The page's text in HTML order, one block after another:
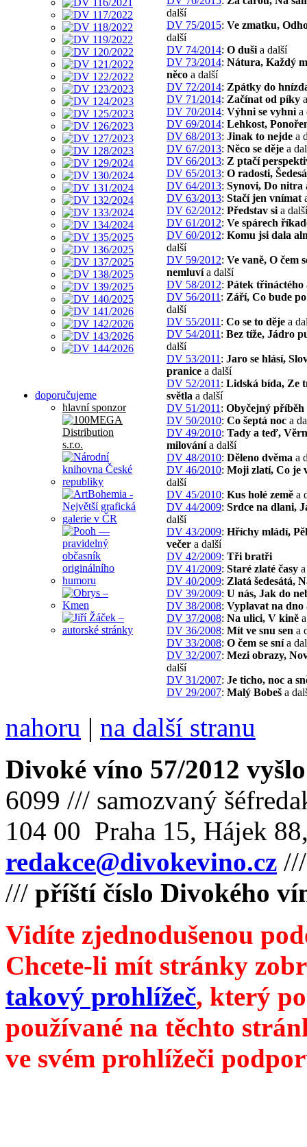
doporučujeme
hlavní sponzor
další
DV 75/2015: Ve zmatku,
další
DV 74/2014: O duši a další
DV 73/2014: Nátura, Každý
něco a další
DV 72/2014: Zpátky do
DV 71/2014: Začínat od píky
DV 70/2014: Výhni se vyhni a
DV 69/2014: Lehkost,
DV 68/2013: Jinak to nejde a
DV 67/2013: Něco se děje a
DV 66/2013: Z ptačí
DV 65/2013: O radosti,
DV 64/2013: Synovi, Do nitra
DV 63/2013: Stačí jen vnímat
DV 62/2012: Představ si a další
DV 61/2012: Ve spárech
DV 60/2012: Komu jsi dala
další
DV 59/2012: Ve vaně, O čem
nemluvía další
DV 58/2012: Pátek třináctého
DV 56/2011 : Září, Co bude
další
DV 55/2011 : Co se to děje a
DV 54/2011 : Bez tíže, Jádro
další
DV 53/2011 : Jaro se hlásí,
pranice a další
DV 52/2011 : Lidská bída, Ze
světla a další
DV 51/2011 : Obyčejný příběh
DV 50/2010: Co šeptá noc a
DV 49/2010: Tady a teď,
milovánía další
DV 48/2010: Děleno dvěma a
DV 46/2010: Moji zlatí, Co je
další
DV 45/2010: Kus holé země a
DV 44/2009: Srdce na dlani,
další
DV 43/2009: Hříchy mládí,
večer a další
DV 42/2009: Tři bratři
DV 41/2009: Staré zlaté časy
DV 40/2009: Zlatá šedesátá,
DV 39/2009: U nás, Jak do
DV 38/2008: Vyplavat na dno
DV 37/2008: Na ulici, V kině
DV 36/2008: Mít ve snu sen a
DV 33/2008: O čem se snía
DV 32/2007: Mezi obrazy,
další
DV 31/2007: Je ticho, noc a
DV 29/2007: Malý Bobeš a
nahoru | na další stranu
Divoké víno 57/2012
6099 /// samozvaný
104 00 Praha 15, Hájek
redakce@divokevino.cz
/// příští číslo Divokého
Vidíte zjednodušenou
Chcete-li mít stránky
takový prohlížeč, který
používané na těchto
ve svém prohlížeči